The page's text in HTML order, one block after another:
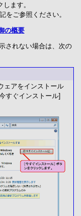
ます。
をご参照ください。
の概要
されない場合は、次の
ェアをインストール
すぐインストール]